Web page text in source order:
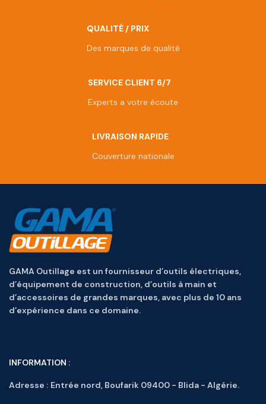
QUALITÉ / PRIX
Des marques de qualité
SERVICE CLIENT 6/7
Experts a votre écoute
LIVRAISON RAPIDE
Couverture nationale
GAMA Outillage est un fournisseur d’outils électriques,
d’équipement de construction, d’outils à main et
d’accessoires de grandes marques, avec plus de 10 ans
d’expérience dans ce domaine.
INFORMATION :
Adresse : Entrée nord, Boufarik 09400 - Blida - Algérie.